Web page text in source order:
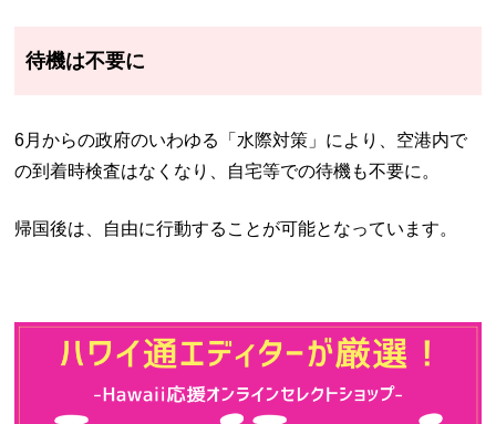
待機は不要に
6月からの政府のいわゆる「水際対策」により、空港内で
の到着時検査はなくなり、自宅等での待機も不要に。
帰国後は、自由に行動することが可能となっています。